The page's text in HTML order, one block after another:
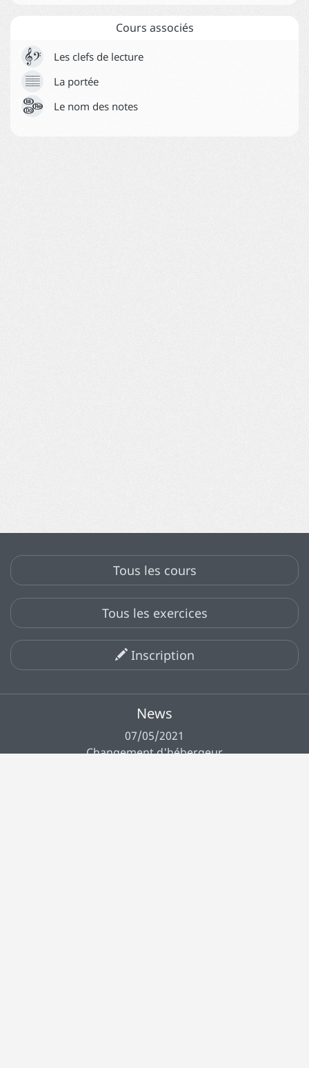
Cours associés
 Les clefs de lecture
 La portée

 Le nom des notes
News
07/05/2021
Changement d'hébergeur
Tous les cours
Tous les exercices
Inscription